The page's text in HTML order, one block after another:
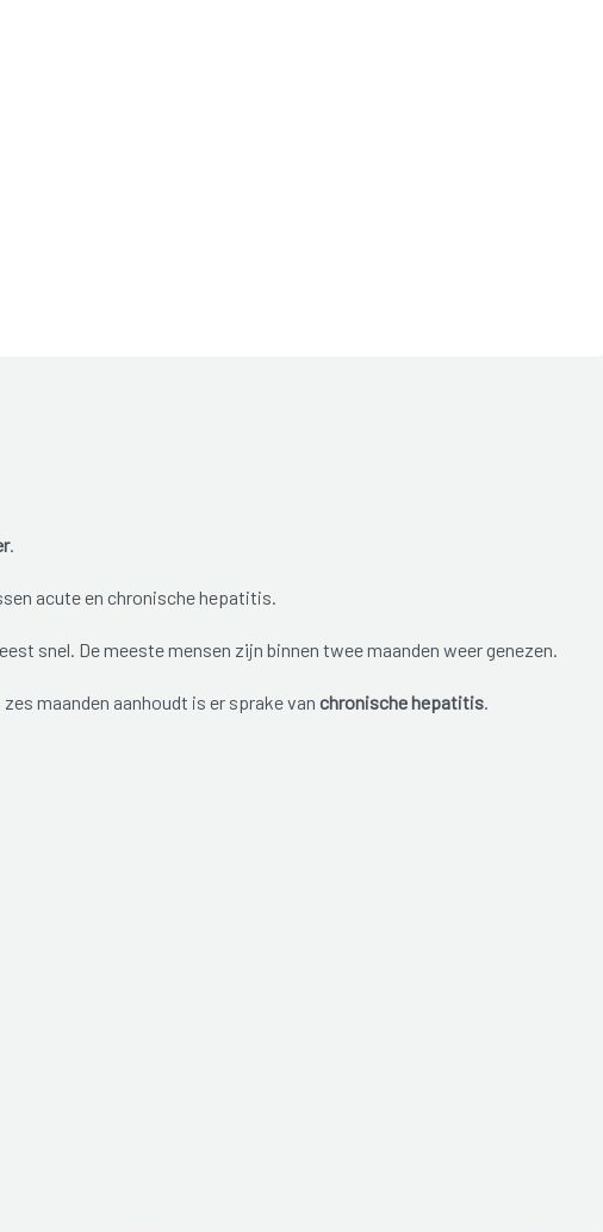
.
acute en chronische hepatitis.
snel. De meeste mensen zijn binnen twee maanden weer genezen.
maanden aanhoudt is er sprake van chronische hepatitis.